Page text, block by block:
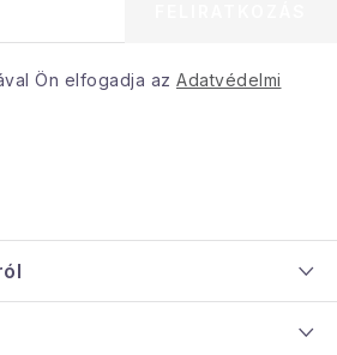
Ön elfogadja az Adatvédelmi